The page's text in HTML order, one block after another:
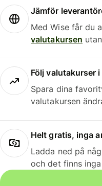
Jämför
Med Wise får du
valutakursen
Följ valutakurser
Spara dina
valutakursen
Helt gratis, inga
Ladda ned på
och det finns